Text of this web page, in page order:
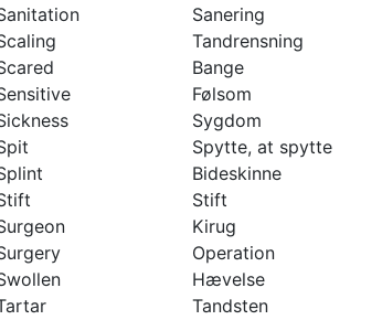
Sanering
Tandrensning
Bange
Følsom
Sygdom
Spytte, at spytte
Bideskinne
Stift
Kirug
Operation
Hævelse
Tandsten